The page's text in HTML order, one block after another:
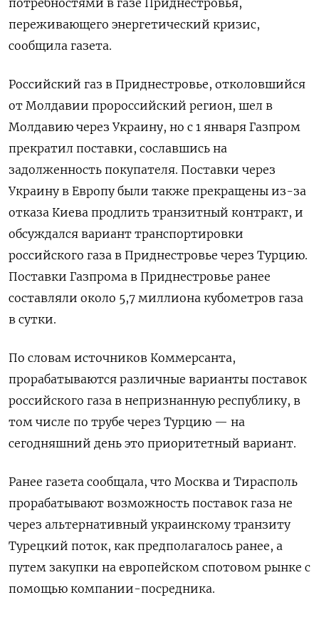
переживающего энергетический кризис,
сообщила газета.
Российский газ в Приднестровье, отколовшийся
от Молдавии пророссийский регион, шел в
Молдавию через Украину, но с 1 января Газпром
прекратил поставки, сославшись на
задолженность покупателя. Поставки через
Украину в Европу были также прекращены из-за
отказа Киева продлить транзитный контракт, и
обсуждался вариант транспортировки
российского газа в Приднестровье через Турцию.
Поставки Газпрома в Приднестровье ранее
составляли около 5,7 миллиона кубометров газа
в сутки.
По словам источников Коммерсанта,
прорабатываются различные варианты поставок
российского газа в непризнанную республику, в
том числе по трубе через Турцию — на
сегодняшний день это приоритетный вариант.
Ранее газета сообщала, что Москва и Тирасполь
прорабатывают возможность поставок газа не
через альтернативный украинскому транзиту
Турецкий поток, как предполагалось ранее, а
путем закупки на европейском спотовом рынке с
помощью компании-посредника.